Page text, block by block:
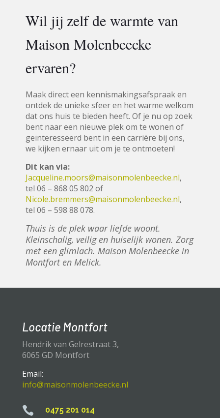
Wil jij zelf de warmte van
Maison Molenbeecke
ervaren?
Maak direct een kennismakingsafspraak en
ontdek de unieke sfeer en het warme welkom
dat ons huis te bieden heeft. Of je nu op zoek
bent naar een nieuwe plek om te wonen of
geïnteresseerd bent in een carrière bij ons,
we kijken ernaar uit om je te ontmoeten!
Dit kan via:
Jacqueline.moors@maisonmolenbeecke.nl,
tel 06 – 868 05 802 of
Nicole.bremmers@maisonmolenbeecke.nl,
tel 06 – 598 88 078.
Thuis is de plek waar liefde woont.
Kleinschalig, veilig en huiselijk wonen. Zorg
met een glimlach. Maison Molenbeecke in
Montfort en Melick.
Locatie Montfort
Hendrik van Gelrestraat 3,
6065 GD Montfort
Email:
info@maisonmolenbeecke.nl
 0475 201 014